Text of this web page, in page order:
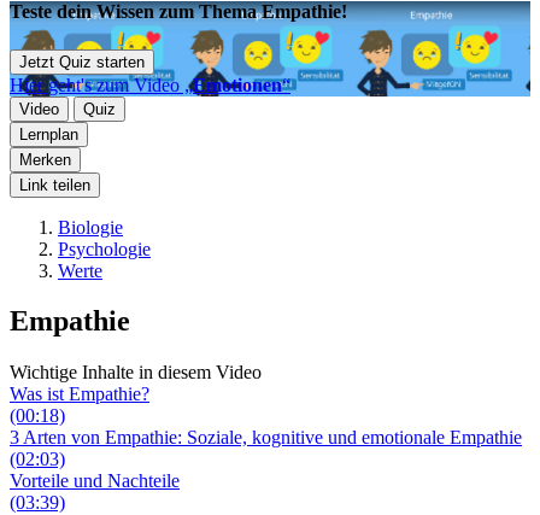
Teste dein Wissen zum Thema Empathie!
Jetzt Quiz starten
Hier geht's zum Video „Emotionen“
Video
Quiz
Lernplan
Merken
Link teilen
Biologie
Psychologie
Werte
Empathie
Wichtige Inhalte in diesem Video
Was ist Empathie?
(00:18)
3 Arten von Empathie: Soziale, kognitive und emotionale Empathie
(02:03)
Vorteile und Nachteile
(03:39)